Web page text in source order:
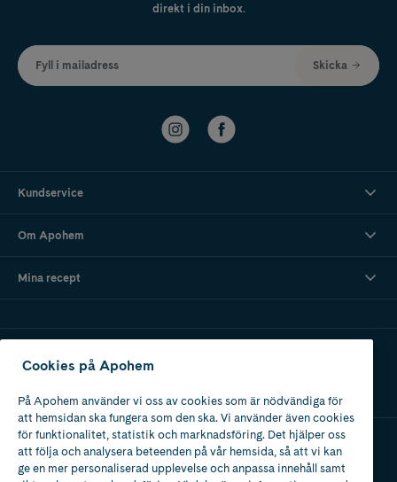
direkt i din inbox.
Fyll i mailadress Skicka
Kundservice
Om Apohem
Mina recept
Apotek med tillstånd
av Läkemedelsverket
Cookies på Apohem
På Apohem använder vi oss av cookies som är nödvändiga för
att hemsidan ska fungera som den ska. Vi använder även cookies
för funktionalitet, statistik och marknadsföring. Det hjälper oss
att följa och analysera beteenden på vår hemsida, så att vi kan
ge en mer personaliserad upplevelse och anpassa innehåll samt